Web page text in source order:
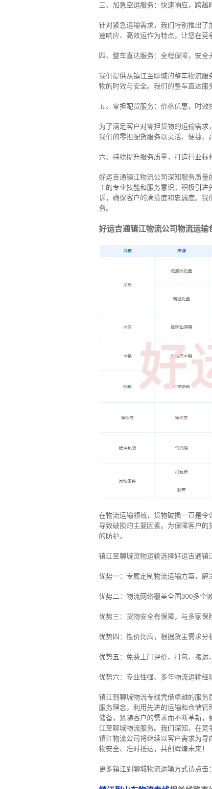
三、加急空运服务：快速响应，跨越
针对紧急运输需求，我们特别推出
速响应、高效运作为特点，让您在竞
四、整车直达服务：全程保障，安全
我们提供从镇江至聊城的整车物流
物的时效与安全。我们的整车直达服
五、零担配货服务：价格优惠，时效
为了满足客户对零担货物的运输需求
我们的零担配货服务以灵活、便捷、
六、持续提升服务质量，打造行业标
好运吉通镇江物流公司深知服务质
工的专业技能和服务意识；积极引
诉，确保客户的满意度和忠诚度。
务。
好运吉通镇江物流公司物流运输
在物流运输领域，货物破损一直是
导致破损的主要因素。为保障客户
的防护。
镇江至聊城货物运输选择好运吉通镇
优势一：专属定制物流运输方案，解
优势二：物流网络覆盖全国300多个
优势三：货物安全有保障，与多家
优势四：性价比高，根据货主需求分
优势五：免费上门评价、打包、搬运
优势六：专业性强、多年物流运输
镇江到聊城物流专线凭借卓越的服务
服务理念，利用先进的运输和仓储
储备，紧随客户的需求而不断革新
江至聊城物流服务。 我们深知，在竞
镇江物流公司将继续以客户需求为
物安全、准时抵达，共创辉煌未来！
更多镇江到聊城物流运输方式请点击